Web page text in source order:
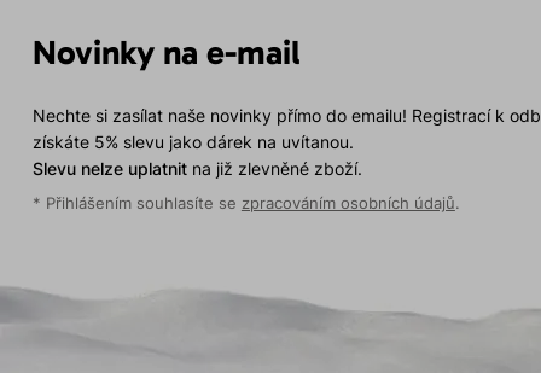
Novinky na e-mail
Nechte si zasílat naše novinky přímo do emailu! Registrací k
získáte 5% slevu jako dárek na uvítanou.
Slevu nelze uplatnitna již zlevněné zboží.
* Přihlášením souhlasíte se zpracováním osobních údajů.